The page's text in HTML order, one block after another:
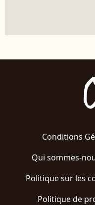
Conditions
Qui sommes-
Politique sur les
Politique de